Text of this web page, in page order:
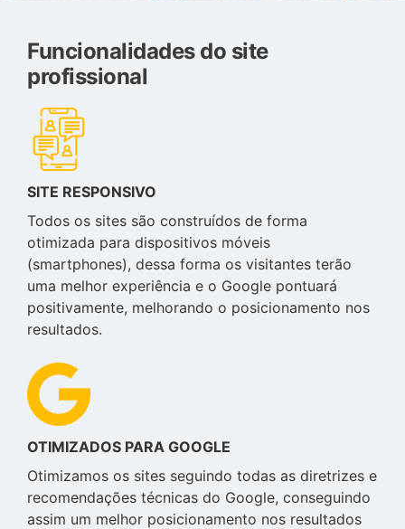
Funcionalidades do site
profissional
SITE RESPONSIVO
Todos os sites são construídos de forma
otimizada para dispositivos móveis
(smartphones), dessa forma os visitantes terão
uma melhor experiência e o Google pontuará
positivamente, melhorando o posicionamento nos
resultados.
OTIMIZADOS PARA GOOGLE
Otimizamos os sites seguindo todas as diretrizes e
recomendações técnicas do Google, conseguindo
assim um melhor posicionamento nos resultados